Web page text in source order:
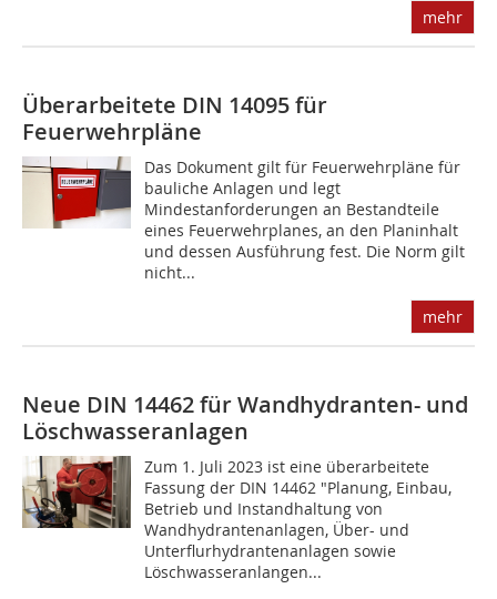
mehr
Überarbeitete DIN 14095 für
Feuerwehrpläne
Das Dokument gilt für Feuerwehrpläne für
bauliche Anlagen und legt
Mindestanforderungen an Bestandteile
eines Feuerwehrplanes, an den Planinhalt
und dessen Ausführung fest. Die Norm gilt
nicht...
mehr
Neue DIN 14462 für Wandhydranten- und
Löschwasseranlagen
Zum 1. Juli 2023 ist eine überarbeitete
Fassung der DIN 14462 "Planung, Einbau,
Betrieb und Instandhaltung von
Wandhydrantenanlagen, Über- und
Unterflurhydrantenanlagen sowie
Löschwasseranlangen...